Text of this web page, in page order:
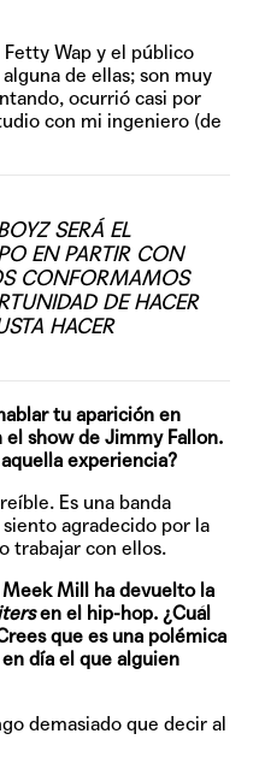
Wap y el público
de ellas; son muy
ocurrió casi por
con mi ingeniero (de
SERÁ EL
EN PARTIR CON
CONFORMAMOS
DE HACER
HACER
tu aparición en
show de Jimmy Fallon.
experiencia?
Es una banda
agradecido por la
trabajar con ellos.
Meek Mill ha devuelto la
en el hip-hop. ¿Cuál
que es una polémica
día el que alguien
demasiado que decir al